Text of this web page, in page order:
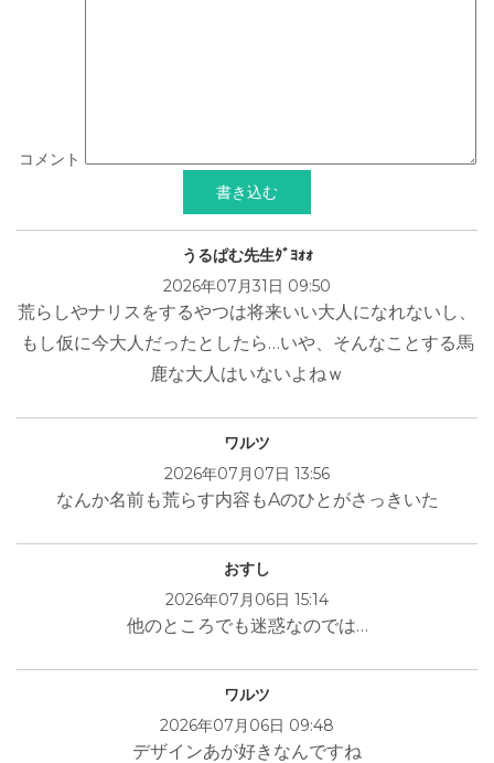
コメント
うるぱむ先生ﾀﾞﾖｫｫ
2026年07月31日 09:50
荒らしやナリスをするやつは将来いい大人になれないし、
もし仮に今大人だったとしたら…いや、そんなことする馬
鹿な大人はいないよねｗ
ワルツ
2026年07月07日 13:56
なんか名前も荒らす内容もAのひとがさっきいた
おすし
2026年07月06日 15:14
他のところでも迷惑なのでは…
ワルツ
2026年07月06日 09:48
デザインあが好きなんですね